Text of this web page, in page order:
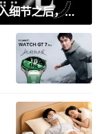
6大品牌手机无障碍横评：深入细节之后，似乎只有苹果能挺住？｜ 看见2026